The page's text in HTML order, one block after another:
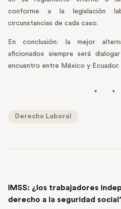
conforme a la legislación
circunstancias de cada caso.
En conclusión: la mejor
aficionados siempre será
encuentro entre México y Ecuador.
Derecho Laboral
IMSS: ¿los trabajadores
derecho a la seguridad